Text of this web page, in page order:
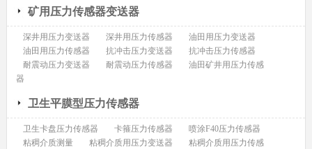
矿用压力传感器变送器
深井用压力变送器 深井用压力传感器
油田用压力变送器
油田用压力传感器
抗冲击压力变送器
抗冲击压力传感器
耐震动压力变送器
耐震动压力传感器
油田矿井用压力传感
器
卫生平膜型压力传感器
卫生卡盘压力传感器 卡箍压力传感器
喷涂F40压力传感器
粘稠介质测量
粘稠介质用压力变送器
粘稠介质用压力传感